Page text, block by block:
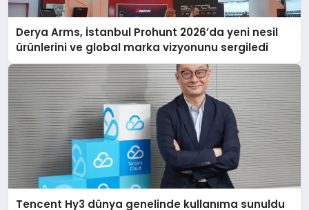
Derya Arms, İstanbul Prohunt 2026’da yeni nesil
ürünlerini ve global marka vizyonunu sergiledi
Tencent Hy3 dünya genelinde kullanıma sunuldu